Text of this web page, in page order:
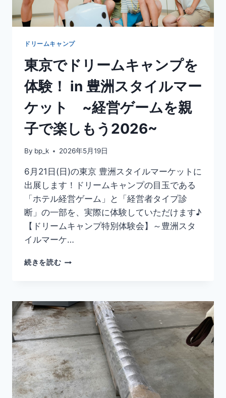
ドリームキャンプ
東京でドリームキャンプを
体験！ in 豊洲スタイルマー
ケット ~経営ゲームを親
子で楽しもう2026~
By bp_k 2026年5月19日
6月21日(日)の東京 豊洲スタイルマーケットに
出展します！ドリームキャンプの目玉である
「ホテル経営ゲーム」と「経営者タイプ診
断」の一部を、実際に体験していただけます♪
【ドリームキャンプ特別体験会】～豊洲スタ
イルマーケ…
続きを読む